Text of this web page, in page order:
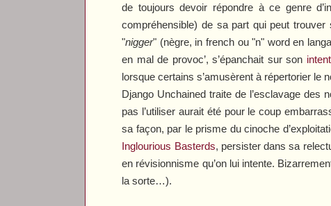
de toujours devoir répondre à ce genre
compréhensible) de sa part qui peut
"nigger" (nègre, in french ou "n" word en
en mal de provoc’, s’épanchait sur son
lorsque certains s’amusèrent à répertorier le
Django Unchained traite de l’esclavage des
pas l’utiliser aurait été pour le coup
sa façon, par le prisme du cinoche
Inglourious Basterds, persister dans sa
en révisionnisme qu’on lui intente.
la sorte…).